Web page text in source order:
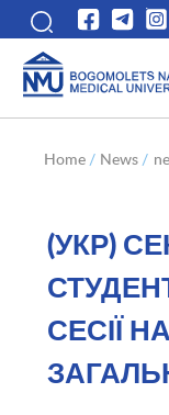
Home / News /
(УКР)
СЕСІЇ